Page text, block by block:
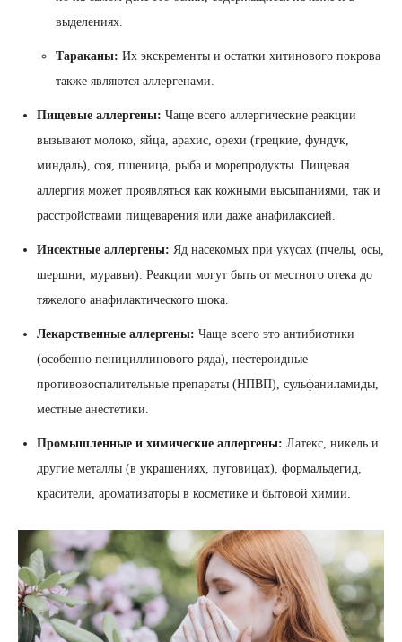
выделениях.
Тараканы: Их экскременты и остатки хитинового покрова
также являются аллергенами.
Пищевые аллергены: Чаще всего аллергические реакции
вызывают молоко, яйца, арахис, орехи (грецкие, фундук,
миндаль), соя, пшеница, рыба и морепродукты. Пищевая
аллергия может проявляться как кожными высыпаниями, так и
расстройствами пищеварения или даже анафилаксией.
Инсектные аллергены: Яд насекомых при укусах (пчелы, осы,
шершни, муравьи). Реакции могут быть от местного отека до
тяжелого анафилактического шока.
Лекарственные аллергены: Чаще всего это антибиотики
(особенно пенициллинового ряда), нестероидные
противовоспалительные препараты (НПВП), сульфаниламиды,
местные анестетики.
Промышленные и химические аллергены: Латекс, никель и
другие металлы (в украшениях, пуговицах), формальдегид,
красители, ароматизаторы в косметике и бытовой химии.